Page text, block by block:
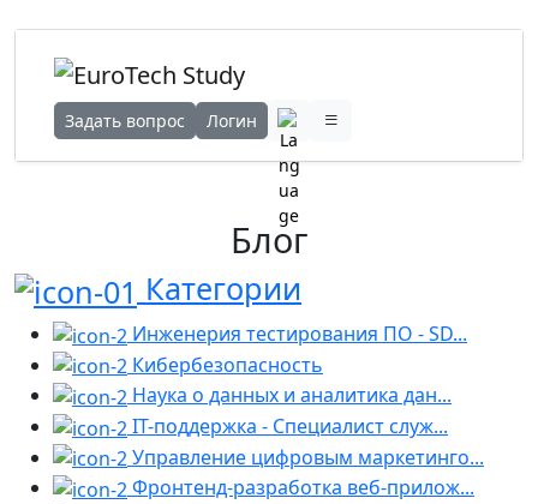
Задать вопрос Логин
Блог
Категории
Инженерия тестирования ПО - SD...
Кибербезопасность
Наука о данных и аналитика дан...
IT-поддержка - Специалист служ...
Управление цифровым маркетинго...
Фронтенд-разработка веб-прилож...